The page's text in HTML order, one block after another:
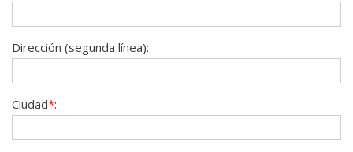
Dirección (segunda línea):
Ciudad*: